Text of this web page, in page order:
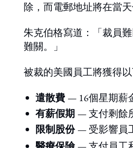
除，而電郵地址將在當
朱克伯格寫道：「裁員
難關。」
被裁的美國員工將獲得以
遣散費 — 16個星期薪
有薪假期 — 支付剩餘
限制股份— 受影響員